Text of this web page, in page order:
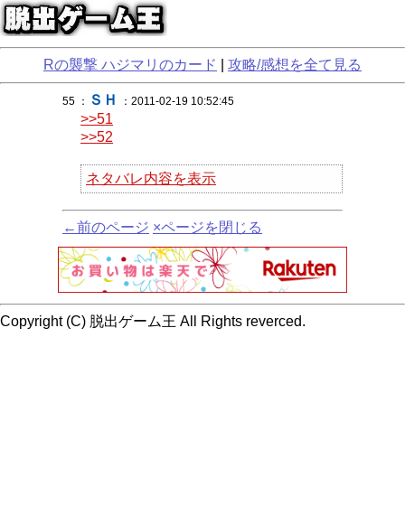
Rの襲撃 ハジマリのカード 攻略/感想を全て見る
55 ： ＳＨ ：2011-02-19 10:52:45
>>51
>>52
ネタバレ内容を表示
←前のページ ×ページを閉じる
Copyright (C) 脱出ゲーム王 All Rights reverced.